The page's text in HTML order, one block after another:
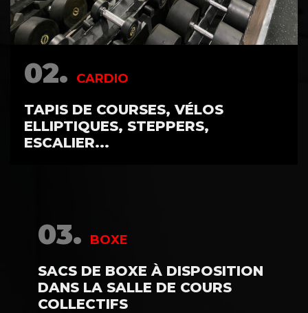
02. CARDIO
TAPIS DE COURSES, VÉLOS
ELLIPTIQUES, STEPPERS,
ESCALIER...
03. BOXE
SACS DE BOXE À DISPOSITION
DANS LA SALLE DE COURS
COLLECTIFS